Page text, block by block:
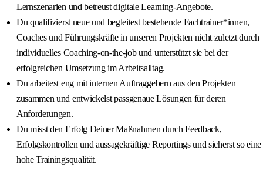
Lernszenarien und betreust digitale Learning-Angebote.
Du qualifizierst neue und begleitest bestehende Fachtrainer*innen,
Coaches und Führungskräfte in unseren Projekten nicht zuletzt durch
individuelles Coaching-on-the-job und unterstützt sie bei der
erfolgreichen Umsetzung im Arbeitsalltag.
Du arbeitest eng mit internen Auftraggebern aus den Projekten
zusammen und entwickelst passgenaue Lösungen für deren
Anforderungen.
Du misst den Erfolg Deiner Maßnahmen durch Feedback,
Erfolgskontrollen und aussagekräftige Reportings und sicherst so eine
hohe Trainingsqualität.